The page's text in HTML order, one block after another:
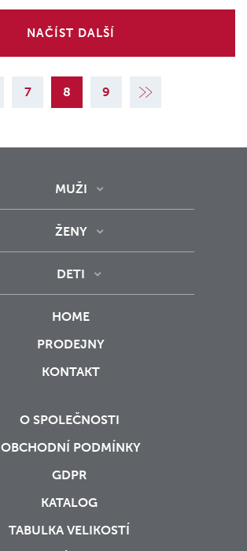
NAČÍST DALŠÍ
7 8 9 10
MUŽI
ŽENY
DETI
HOME
PRODEJNY
KONTAKT
O SPOLEČNOSTI
OBCHODNÍ PODMÍNKY
GDPR
KATALOG
TABULKA VELIKOSTÍ